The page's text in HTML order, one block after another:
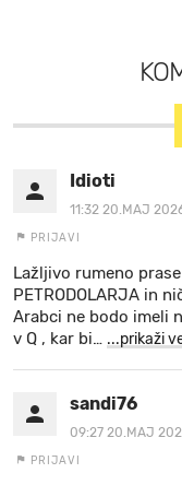
Idioti
11:32 20.MAJ
PRIJAVI
Lažljivo rumeno
PETRODOLARJA in
Arabci ne bodo imeli
v Q , kar bi… ...prikaži
sandi76
09:27 20.MAJ
PRIJAVI